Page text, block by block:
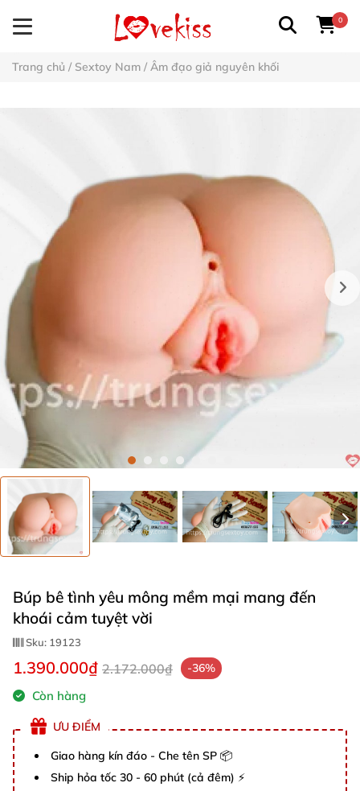
0
Trang chủ / Sextoy Nam / Âm đạo giả nguyên khối
Búp bê tình yêu mông mềm mại mang đến
khoái cảm tuyệt vời
Sku: 19123
1.390.000₫ 2.172.000₫ -36%
Còn hàng
ƯU ĐIỂM
Giao hàng kín đáo - Che tên SP 📦
Ship hỏa tốc 30 - 60 phút (cả đêm) ⚡